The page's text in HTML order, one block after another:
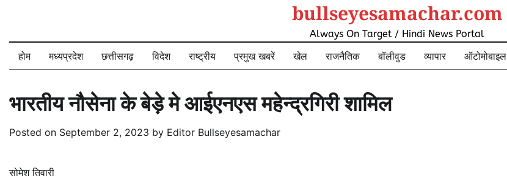
bullseyesamachar.com
Always On Target / Hindi News Portal
होम मध्यप्रदेश छत्तीसगढ़ विदेश राष्ट्रीय प्रमुख खबरें खेल राजनैतिक बॉलीवुड व्यापार ऑटोमोबाइल
भारतीय नौसेना के बेड़े मे आईएनएस महेन्द्रगिरी शामिल
Posted on September 2, 2023 by Editor Bullseyesamachar
सोमेश तिवारी